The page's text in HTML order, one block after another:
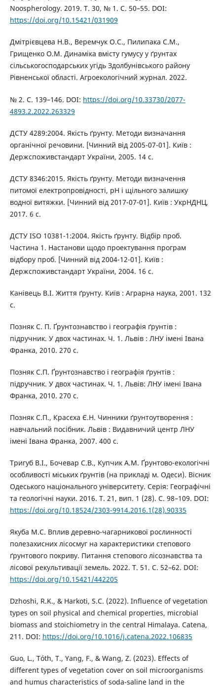
Noospherology. 2019. Т. 30, № 1. С. 50–55. DOI:
https://doi.org/10.15421/031909
Дмітрієвцева Н.В., Веремчук О.С., Пилипака С.М.,
Грищенко О.М. Динаміка вмісту гумусу у ґрунтах
сільськогосподарських угідь Здолбунівського району
Рівненської області. Агроекологічний журнал. 2022.
№ 2. С. 139–146. DOI: https://doi.org/10.33730/2077-
4893.2.2022.263329
ДСТУ 4289:2004. Якість ґрунту. Методи визначання
органічної речовини. [Чинний від 2005-07-01]. Київ :
Держспоживстандарт України, 2005. 14 с.
ДСТУ 8346:2015. Якість ґрунту. Методи визначення
питомої електропровідності, pH і щільного залишку
водної витяжки. [Чинний від 2017-07-01]. Київ : УкрНДНЦ,
2017. 6 с.
ДСТУ ISO 10381-1:2004. Якість ґрунту. Відбір проб.
Частина 1. Настанови щодо проектування програм
відбору проб. [Чинний від 2004-12-01]. Київ :
Держспоживстандарт України, 2004. 16 с.
Канівець В.І. Життя ґрунту. Київ : Аграрна наука, 2001. 132
с.
Позняк С. П. Ґрунтознавство і географія ґрунтів :
підручник. У двох частинах. Ч. 1. Львів : ЛНУ імені Івана
Франка, 2010. 270 с.
Позняк С.П. Ґрунтознавство і географія ґрунтів :
підручник. У двох частинах. Ч. 1. Львів: ЛНУ імені Івана
Франка, 2010. 270 с.
Позняк С.П., Красєха Є.Н. Чинники ґрунтоутворення :
навчальний посібник. Львів : Видавничий центр ЛНУ
імені Івана Франка, 2007. 400 с.
Тригуб В.І., Бочевар С.В., Купчик А.М. Ґрунтово-екологічні
особливості міських ґрунтів (на прикладі м. Одеси). Вісник
Одеського національного університету. Серія: Географічні
та геологічні науки. 2016. Т. 21, вип. 1 (28). С. 98–109. DOI:
https://doi.org/10.18524/2303-9914.2016.1(28).90335
Якуба М.С. Вплив деревно-чагарникової рослинності
полезахисних лісосмуг на характеристики степового
ґрунтового покриву. Питання степового лісознавства та
лісової рекультивації земель. 2022. Т. 51. С. 52–62. DOI:
https://doi.org/10.15421/442205
Dzhoshi, R.K., & Harkoti, S.C. (2022). Influence of vegetation
types on soil physical and chemical properties, microbial
biomass and stoichiometry in the central Himalaya. Catena,
211. DOI: https://doi.org/10.1016/j.catena.2022.106835
Guo, L., Tóth, T., Yang, F., & Wang, Z. (2023). Effects of
different types of vegetation cover on soil microorganisms
and humus characteristics of soda-saline land in the